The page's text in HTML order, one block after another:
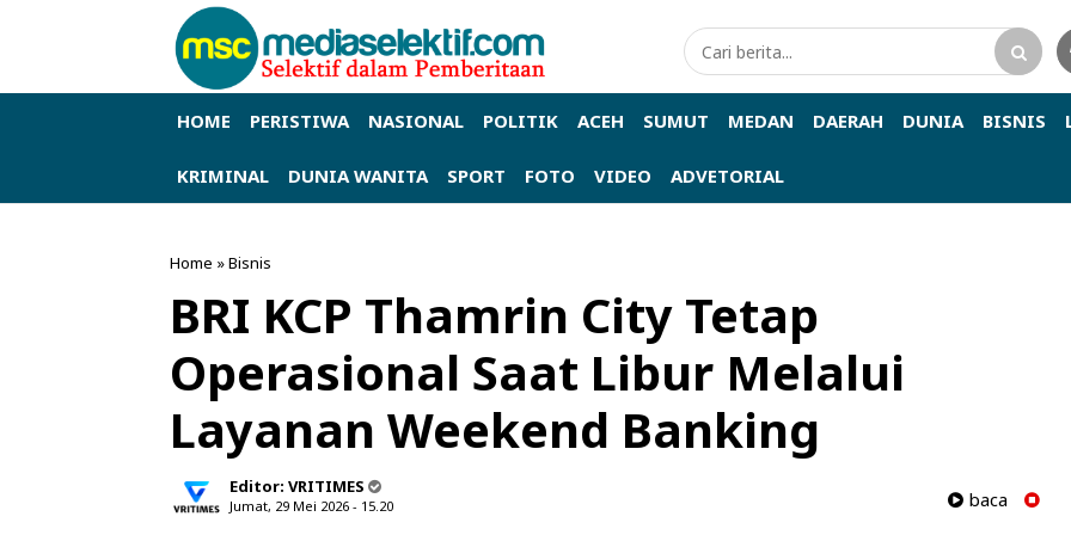
HOME PERISTIWA NASIONAL POLITIK ACEH SUMUT MEDAN DAERAH DUNIA BISNIS
KRIMINAL DUNIA WANITA SPORT FOTO VIDEO ADVETORIAL
Home »Bisnis
BRI KCP Thamrin City Tetap
Operasional Saat Libur Melalui
Layanan Weekend Banking
Editor: VRITIMES
Jumat, 29 Mei 2026 - 15.20 baca